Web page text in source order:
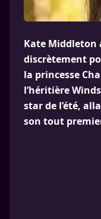
Kate Middleton
discrètement
la princesse
l’héritière
star de l’été,
son tout